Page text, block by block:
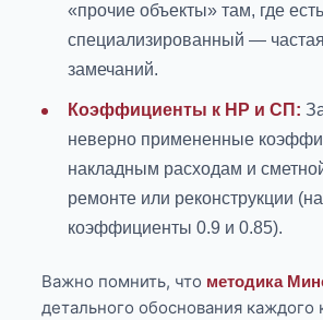
«прочие объекты» там, где есть
специализированный —
замечаний.
Коэффициенты к НР и СП:
неверно примененные
накладным расходам и
ремонте или реконструкции
коэффициенты 0.9 и 0.85).
Важно помнить, что методика
детального обоснования каждого